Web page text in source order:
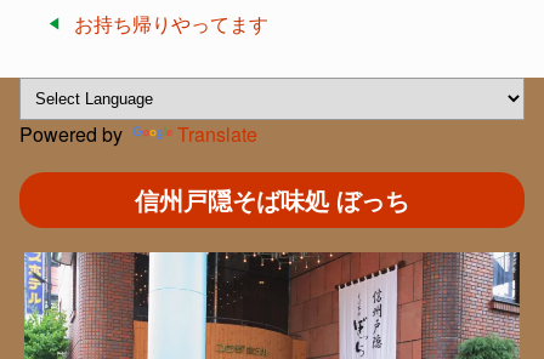
ナ
ビ
ゲ
ー
シ
ョ
ン
お持ち帰りやってます
Powered by Translate
信州戸隠そば味処 ぼっち